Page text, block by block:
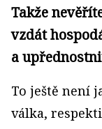
Takže
vzdát
a
To ještě není
válka,